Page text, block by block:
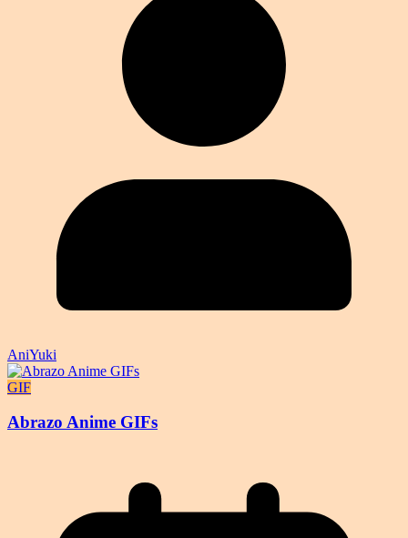
AniYuki
GIF
Abrazo Anime GIFs